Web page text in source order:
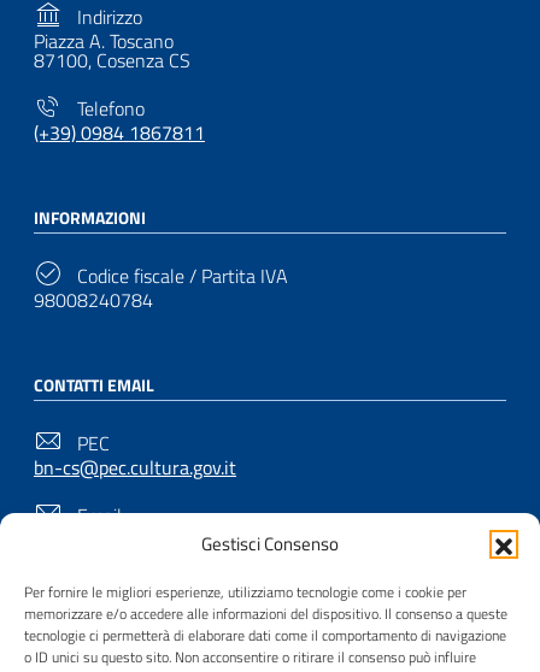
Gestisci Consenso
Per fornire le migliori esperienze, utilizziamo tecnologie come i cookie per
memorizzare e/o accedere alle informazioni del dispositivo. Il consenso a queste
tecnologie ci permetterà di elaborare dati come il comportamento di navigazione
o ID unici su questo sito. Non acconsentire o ritirare il consenso può influire
Indirizzo
Piazza A. Toscano
87100, Cosenza CS
Telefono
(+39) 0984 1867811
INFORMAZIONI
Codice fiscale / Partita IVA
98008240784
CONTATTI EMAIL
PEC
bn-cs@pec.cultura.gov.it
Email
bn-cs@cultura.gov.it
SEGUICI SU